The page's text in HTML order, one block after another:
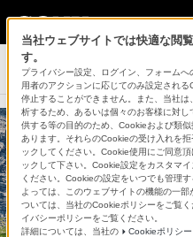
テレビ ブラビア
当社ウェブサイトでは快適な閲
す。
プライバシー設定、ログイン、フォーム
用者のアクションに応じてのみ設定され
停止することができません。また、当社
析するため、あるいは個々のお客様に対
供する等の目的のため、Cookieおよび類
あります。それらのCookieの受け入れを
ックしてください。Cookie使用にご同意
ックして下さい。Cookie設定をカスタマ
ください。Cookieの設定をいつでも管理
よっては、このウェブサイトの機能の一
ついては、当社のCookieポリシーをご覧
イバシーポリシーをご覧ください。
詳細については、当社の
Cookieポリシー